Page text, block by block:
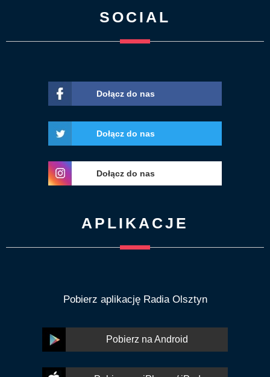
SOCIAL
Dołącz do nas
Dołącz do nas
Dołącz do nas
APLIKACJE
Pobierz aplikację Radia Olsztyn
Pobierz na Android